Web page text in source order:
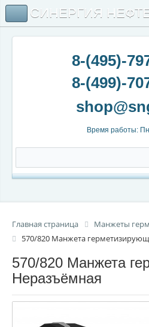
8-(495)-
8-(499)-
Время работы:
Главная страница
Манжеты
570/820 Манжета
570/820 Манжета
Неразъёмная
СИНЕРГИЯ